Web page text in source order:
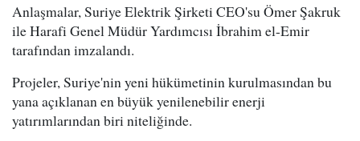
Anlaşmalar, Suriye Elektrik Şirketi CEO'su Ömer Şakruk
ile Harafi Genel Müdür Yardımcısı İbrahim el-Emir
tarafından imzalandı.
Projeler, Suriye'nin yeni hükümetinin kurulmasından bu
yana açıklanan en büyük yenilenebilir enerji
yatırımlarından biri niteliğinde.